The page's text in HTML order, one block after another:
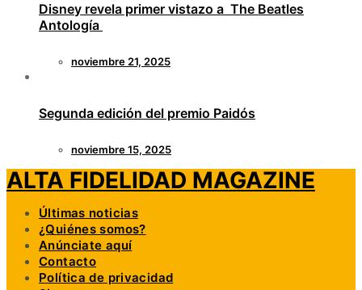
Disney revela primer vistazo a The Beatles
Antología
noviembre 21, 2025
Segunda edición del premio Paidós
noviembre 15, 2025
ALTA FIDELIDAD MAGAZINE
Últimas noticias
¿Quiénes somos?
Anúnciate aquí
Contacto
Política de privacidad